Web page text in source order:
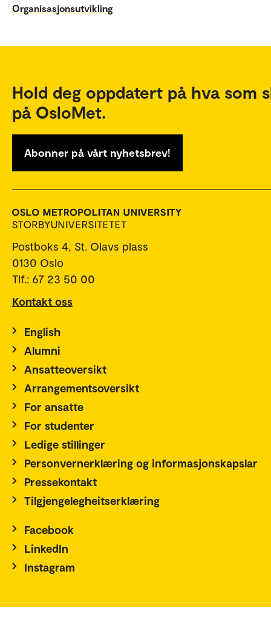
Organisasjonsutvikling
Hold deg oppdatert på hva som
på OsloMet.
Abonner på vårt nyhetsbrev!
Postboks 4, St. Olavs plass
0130 Oslo
Tlf.: 67 23 50 00
Kontakt oss
English
Alumni
Ansatteoversikt
Arrangementsoversikt
For ansatte
For studenter
Ledige stillinger
Personvernerklæring og informasjonskapslar
Pressekontakt
Tilgjengelegheitserklæring
Facebook
LinkedIn
Instagram